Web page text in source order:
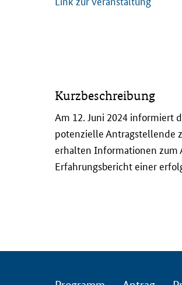
n
d
i
e
s
l
Kurzbeschreibung
Am 12. Juni 2024 informiert
potenzielle Antragstellende
erhalten Informationen zum
Erfahrungsbericht einer